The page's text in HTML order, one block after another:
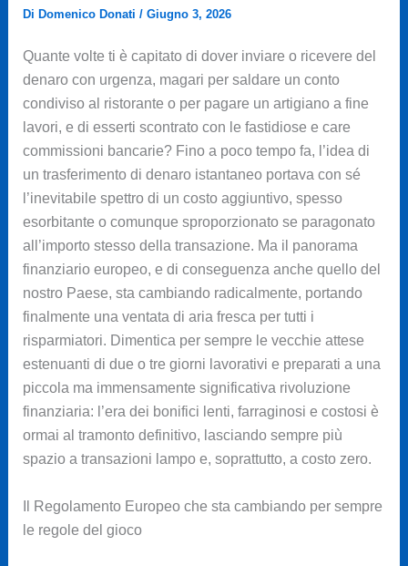
Di Domenico Donati / Giugno 3, 2026
Quante volte ti è capitato di dover inviare o ricevere del
denaro con urgenza, magari per saldare un conto
condiviso al ristorante o per pagare un artigiano a fine
lavori, e di esserti scontrato con le fastidiose e care
commissioni bancarie? Fino a poco tempo fa, l’idea di
un trasferimento di denaro istantaneo portava con sé
l’inevitabile spettro di un costo aggiuntivo, spesso
esorbitante o comunque sproporzionato se paragonato
all’importo stesso della transazione. Ma il panorama
finanziario europeo, e di conseguenza anche quello del
nostro Paese, sta cambiando radicalmente, portando
finalmente una ventata di aria fresca per tutti i
risparmiatori. Dimentica per sempre le vecchie attese
estenuanti di due o tre giorni lavorativi e preparati a una
piccola ma immensamente significativa rivoluzione
finanziaria: l’era dei bonifici lenti, farraginosi e costosi è
ormai al tramonto definitivo, lasciando sempre più
spazio a transazioni lampo e, soprattutto, a costo zero.
Il Regolamento Europeo che sta cambiando per sempre
le regole del gioco